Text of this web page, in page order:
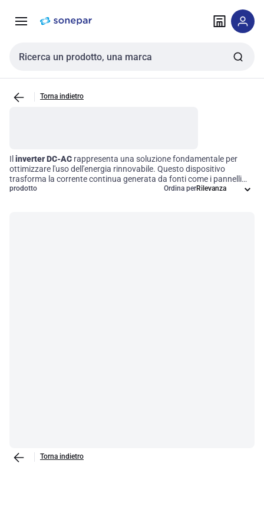
navigazione alla
Cerca input
Torna indietro
Il inverter DC-AC rappresenta una soluzione fondamentale per
ottimizzare l'uso dell'energia rinnovabile. Questo dispositivo
trasforma la corrente continua generata da fonti come i pannelli
solari in corrente alternata, rendendola compatibile con la rete
prodotto Ordina per
Torna indietro